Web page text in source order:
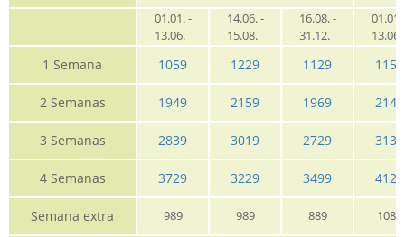
01.01. -
13.06.
14.06. -
15.08.
16.08. -
31.12.
01.01.
1 Semana 1059 1229 1129 1159
2 Semanas 1949 2159 1969 2149
3 Semanas 2839 3019 2729 3139
4 Semanas 3729 3229 3499 4129
Semana extra 989 989 889 1089